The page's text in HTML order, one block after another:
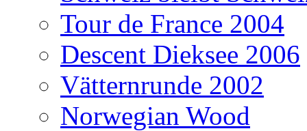
Tour de France 2004
Descent Dieksee 2006
Vätternrunde 2002
Norwegian Wood